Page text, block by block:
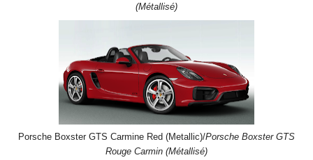
(Métallisé)
Porsche Boxster GTS Carmine Red (Metallic)/Porsche Boxster GTS
Rouge Carmin (Métallisé)